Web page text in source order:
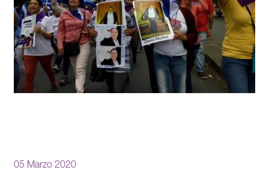
05 Marzo 2020